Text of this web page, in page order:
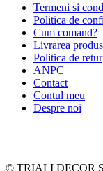
Termeni si
Politica de
Cum comand?
Livrarea
Politica de retur
ANPC
Contact
Contul meu
Despre noi
© TRIALI DECOR